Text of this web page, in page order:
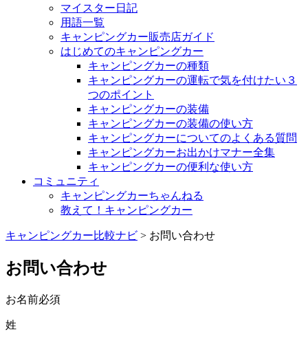
マイスター日記
用語一覧
キャンピングカー販売店ガイド
はじめてのキャンピングカー
キャンピングカーの種類
キャンピングカーの運転で気を付けたい３
つのポイント
キャンピングカーの装備
キャンピングカーの装備の使い方
キャンピングカーについてのよくある質問
キャンピングカーお出かけマナー全集
キャンピングカーの便利な使い方
コミュニティ
キャンピングカーちゃんねる
教えて！キャンピングカー
キャンピングカー比較ナビ > お問い合わせ
お問い合わせ
お名前必須
姓